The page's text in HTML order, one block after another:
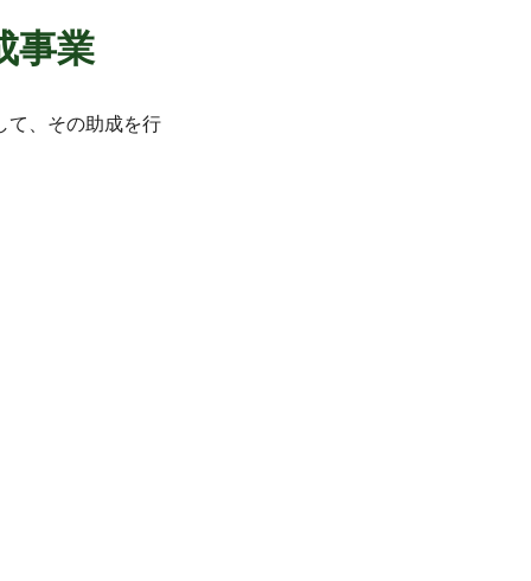
事業
て、その助成を行